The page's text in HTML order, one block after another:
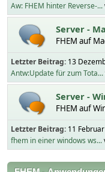
Aw: FHEM hinter Reverse-...
Server -
FHEM auf
Letzter Beitrag: 13
Antw:Update für zum Tota...
Server -
FHEM auf
Letzter Beitrag: 11
fhem in einer windows ws...